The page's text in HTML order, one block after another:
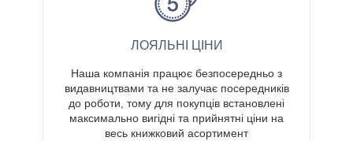
ЛОЯЛЬНІ ЦІНИ
Наша компанія працює безпосередньо з
видавництвами та не залучає посередників
до роботи, тому для покупців встановлені
максимально вигідні та прийнятні ціни на
весь книжковий асортимент